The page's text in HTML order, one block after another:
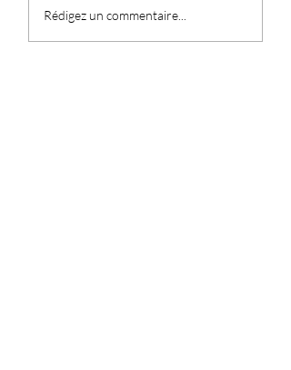
Rédigez un commentaire...